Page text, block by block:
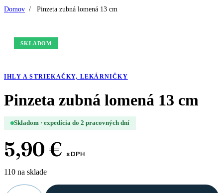
Domov / Pinzeta zubná lomená 13 cm
SKLADOM
IHLY A STRIEKAČKY, LEKÁRNIČKY
Pinzeta zubná lomená 13 cm
Skladom · expedícia do 2 pracovných dní
5,90 € s DPH
110 na sklade